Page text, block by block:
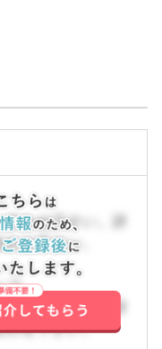
合わせ下さい。詳
わせ下さい。
ブ
合わせ下さい。詳
わせ下さい。